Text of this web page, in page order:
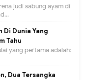
judi sabung ayam di
Di Dunia Yang
Tahu
yang pertama adalah:
Dua Tersangka